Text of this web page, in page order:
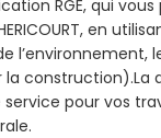
RGE, qui
en
l’environnement,
construction).La
pour vos